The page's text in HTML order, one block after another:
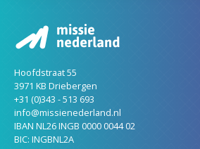
Hoofdstraat 55
3971 KB Driebergen
+31 (0)343 - 513 693
info@missienederland.nl
IBAN NL26 INGB 0000 0044 02
BIC: INGBNL2A